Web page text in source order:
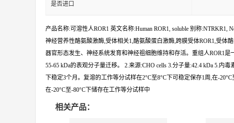
是否进口
产品名称:可溶性人ROR1 英文名称:Human ROR1, soluble 别称:NTRKR1,
神经营养性酪氨酸激酶,受体相关1,酪氨酸蛋白激酶,跨膜受体ROR1,受体
器官形态发生、神经系统发育和神经祖细胞维持和存活。重组人ROR1
55-65 kDa的表观分子量迁移。 2.来源:CHO cells 3.分子量:42.4 kDa 5.内
下稳定3个月。复溶的工作等分试样在2°C至8°C下可稳定保存1周,在-
在-20°C至-80°C下储存在工作等分试样中
相关产品：